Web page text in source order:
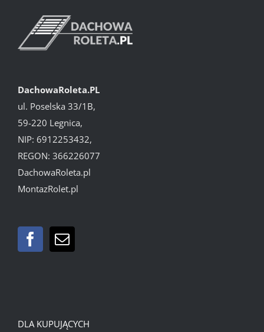
DachowaRoleta.PL
ul. Poselska 33/1B,
59-220 Legnica,
NIP: 6912253432,
REGON: 366226077
DachowaRoleta.pl
MontazRolet.pl
DLA KUPUJĄCYCH